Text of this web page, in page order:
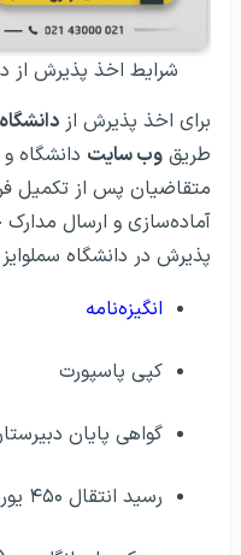
شرایط اخذ پذیرش از
برای اخذ پذیرش از
طریق وب سایت دانشگاه
متقاضیان پس از تکمیل
آماده‌سازی و ارسال
پذیرش در دانشگاه
انگیزه‌نامه
کپی پاسپورت
گواهی پایان
رسید انتقال ۴۵۰ یورو برای هزینه درخواست